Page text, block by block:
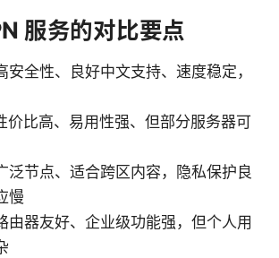
服务的对比要点
安全性、良好中文支持、速度稳定，
价比高、易用性强、但部分服务器可
泛节点、适合跨区内容，隐私保护良
慢
由器友好、企业级功能强，但个人用